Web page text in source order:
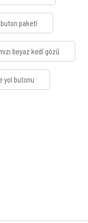
paketi
beyaz kedi gözü
yol butonu